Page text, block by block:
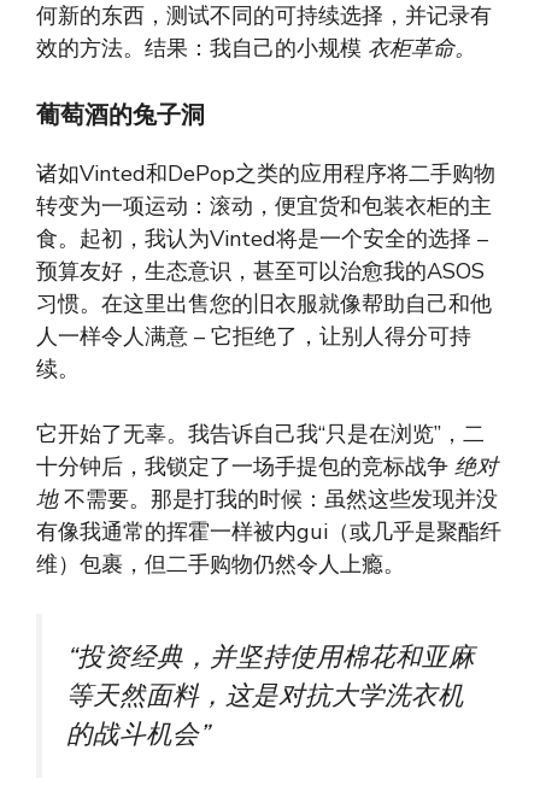
何新的东西，测试不同的可持续选择，并记录有
效的方法。结果：我自己的小规模 衣柜革命。
葡萄酒的兔子洞
诸如Vinted和DePop之类的应用程序将二手购物
转变为一项运动：滚动，便宜货和包装衣柜的主
食。起初，我认为Vinted将是一个安全的选择 –
预算友好，生态意识，甚至可以治愈我的ASOS
习惯。在这里出售您的旧衣服就像帮助自己和他
人一样令人满意 – 它拒绝了，让别人得分可持
续。
它开始了无辜。我告诉自己我“只是在浏览”，二
十分钟后，我锁定了一场手提包的竞标战争 绝对
地不需要。那是打我的时候：虽然这些发现并没
有像我通常的挥霍一样被内gui（或几乎是聚酯纤
维）包裹，但二手购物仍然令人上瘾。
“投资经典，并坚持使用棉花和亚麻
等天然面料，这是对抗大学洗衣机
的战斗机会”